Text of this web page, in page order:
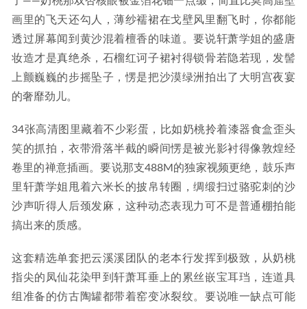
画里的飞天还勾人，薄纱襦裙在戈壁风里翻飞时，你都能
透过屏幕闻到黄沙混着檀香的味道。要说轩萧学姐的盛唐
妆造才是真绝杀，石榴红诃子裙衬得锁骨若隐若现，发髻
上颤巍巍的步摇坠子，愣是把沙漠绿洲拍出了大明宫夜宴
的奢靡劲儿。
34张高清图里藏着不少彩蛋，比如奶桃拎着漆器食盒歪头
笑的抓拍，衣带滑落半截的瞬间愣是被光影衬得像敦煌经
卷里的禅意插画。要说那支488M的独家视频更绝，鼓乐声
里轩萧学姐甩着六米长的披帛转圈，绸缎扫过骆驼刺的沙
沙声听得人后颈发麻，这种动态表现力可不是普通棚拍能
搞出来的质感。
这套精选单套把云溪溪团队的老本行发挥到极致，从奶桃
指尖的凤仙花染甲到轩萧耳垂上的累丝嵌宝耳珰，连道具
组准备的仿古陶罐都带着窑变冰裂纹。要说唯一缺点可能